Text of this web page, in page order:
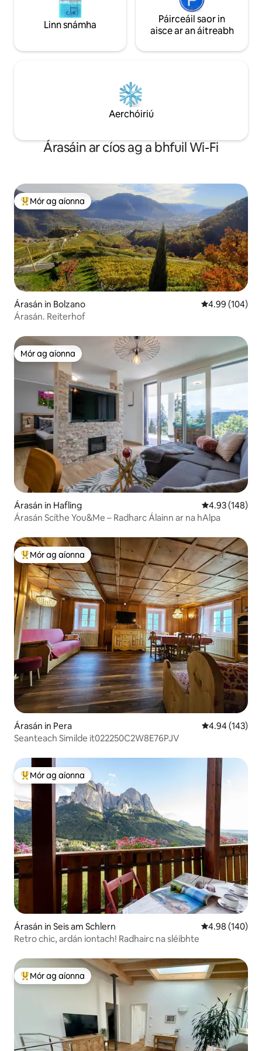
Linn snámha
Páirceáil saor in
aisce ar an áitreabh
Aerchóiriú
Árasáin ar cíos ag a bhfuil Wi-Fi
An-mhór ag aíonna
Mór ag aíonna
Árasán in Bolzano Meánrátáil
4.99 (104)
Árasán. Reiterhof
Mór ag aíonna
Mór ag aíonna
Árasán in Hafling Meánrátáil
4.93 (148)
Árasán Scíthe You&Me – Radharc Álainn ar na hAlpa
An-mhór ag aíonna
Mór ag aíonna
Árasán in Pera Meánrátáil
4.94 (143)
Seanteach Similde it022250C2W8E76PJV
An-mhór ag aíonna
Mór ag aíonna
Árasán in Seis am Schlern Meánrátáil
4.98 (140)
Retro chic, ardán iontach! Radhairc na sléibhte
An-mhór ag aíonna
Mór ag aíonna